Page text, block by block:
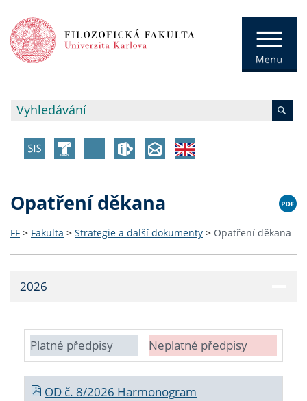
Opatření děkana
FF > Fakulta > Strategie a další dokumenty > Opatření děkana
2026
Platné předpisy Neplatné předpisy
OD č. 8/2026 Harmonogram